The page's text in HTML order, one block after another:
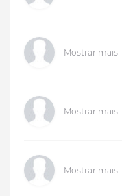
Mostrar mais
Mostrar mais
Mostrar mais